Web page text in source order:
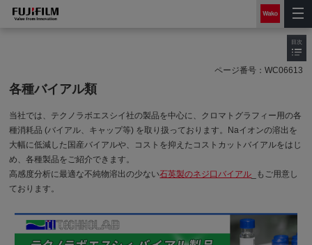
ページ番号： WC06613
各種バイアル類
当社では、テクノラボエスシイ社の製品を中心に、クロマトグラフィー用の各
種消耗品 (バイアル、キャップ等) を取り扱っております。Naイオンの溶出を
大幅に低減した国産バイアルや、コストを抑えたコストカットバイアルをはじ
め、各種製品をご紹介できます。
高感度分析に最適な不純物溶出の少ない石英製のネジ口バイアル _もご用意し
ております。
目次